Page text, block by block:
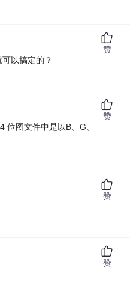
以搞定的？
赞
位图文件中是以B、G、
赞
赞
赞